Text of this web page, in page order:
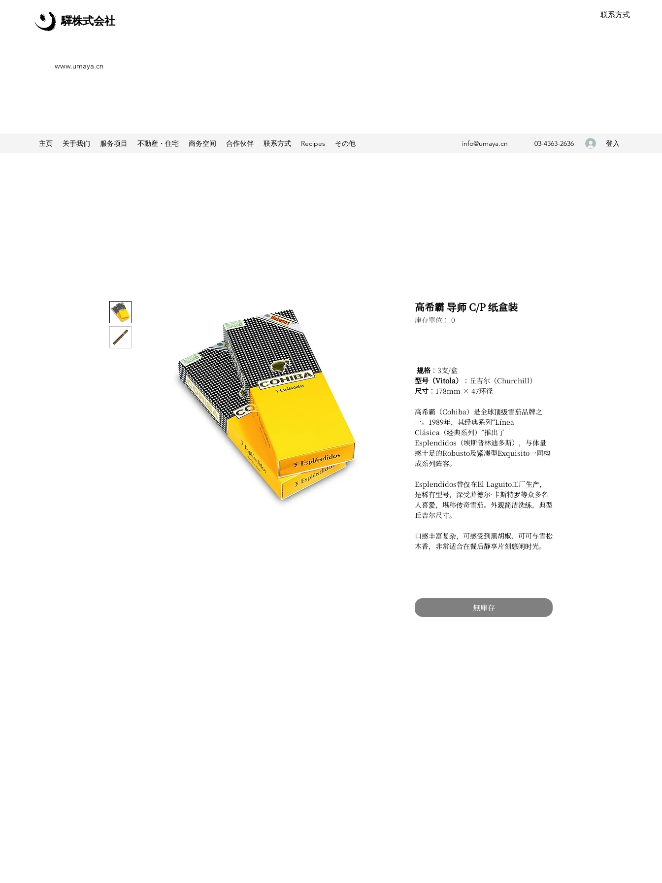
驛株式会社
www.umaya.cn
联系方式
主页 关于我们 服务项目 不動産・住宅 商务空间 合作伙伴 联系方式 Recipes その他 info@umaya.cn 03-4363-2636 登入
高希霸 导师 C/P 纸盒装
庫存單位： 0
规格 ：3支/盒
型号（Vitola）
：丘吉尔（Churchill）
尺寸 ：178mm × 47环径
高希霸（Cohiba）是全球顶级雪茄品牌之
一。1989年，其经典系列“Línea
Clásica（经典系列）”推出了
Esplendidos（埃斯普林迪多斯），与体量
感十足的Robusto及紧凑型Exquisito一同构
成系列阵容。
Esplendidos曾仅在El Laguito工厂生产，
是稀有型号，深受菲德尔·卡斯特罗等众多名
人喜爱，堪称传奇雪茄。外观简洁洗练，典型
丘吉尔尺寸。
口感丰富复杂，可感受到黑胡椒、可可与雪松
木香，非常适合在餐后静享片刻悠闲时光。
無庫存